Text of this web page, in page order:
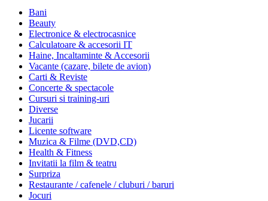
Bani
Beauty
Electronice & electrocasnice
Calculatoare & accesorii IT
Haine, Incaltaminte & Accesorii
Vacante (cazare, bilete de avion)
Carti & Reviste
Concerte & spectacole
Cursuri si training-uri
Diverse
Jucarii
Licente software
Muzica & Filme (DVD,CD)
Health & Fitness
Invitatii la film & teatru
Surpriza
Restaurante / cafenele / cluburi / baruri
Jocuri